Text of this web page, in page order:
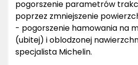
pogorszenie parametrów
poprzez zmniejszenie
- pogorszenie hamowania na
(ubitej) i oblodzonej
specjalista Michelin.